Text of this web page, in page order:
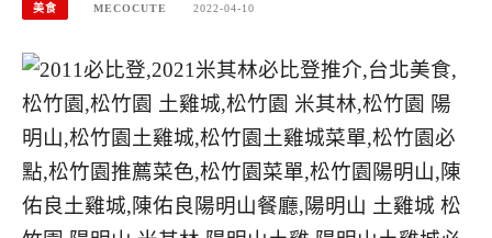
美食 MECOCUTE 2022-04-10